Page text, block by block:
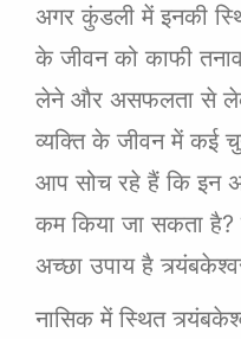
अगर कुंडली में इनकी
के जीवन को काफी
लेने और असफलता से
व्यक्ति के जीवन में कई
आप सोच रहे हैं कि इन
कम किया जा सकता
अच्छा उपाय है
नासिक में स्थित